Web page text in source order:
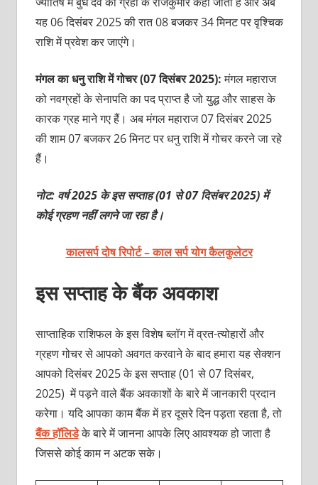
यह 06 दिसंबर 2025 की रात 08 बजकर 34 मिनट पर वृश्चिक
राशि में प्रवेश कर जाएंगे।
मंगल का धनु राशि में गोचर (07 दिसंबर 2025):मंगल महाराज
को नवग्रहों के सेनापति का पद प्राप्त है जो युद्ध और साहस के
कारक ग्रह माने गए हैं। अब मंगल महाराज 07 दिसंबर 2025
की शाम 07 बजकर 26 मिनट पर धनु राशि में गोचर करने जा रहे
हैं।
नोट: वर्ष 2025 के इस सप्ताह (01 से 07 दिसंबर 2025) में
कोई ग्रहण नहीं लगने जा रहा है।
कालसर्प दोष रिपोर्ट – काल सर्प योग कैलकुलेटर
इस सप्ताह के बैंक अवकाश
साप्ताहिक राशिफल के इस विशेष ब्लॉग में व्रत-त्योहारों और
ग्रहण गोचर से आपको अवगत करवाने के बाद हमारा यह सेक्शन
आपको दिसंबर 2025 के इस सप्ताह (01 से 07 दिसंबर,
2025) में पड़ने वाले बैंक अवकाशों के बारे में जानकारी प्रदान
करेगा। यदि आपका काम बैंक में हर दूसरे दिन पड़ता रहता है, तो
बैंक हॉलिडेके बारे में जानना आपके लिए आवश्यक हो जाता है
जिससे कोई काम न अटक सके।